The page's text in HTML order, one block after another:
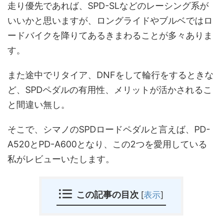
走り優先であれば、SPD-SLなどのレーシング系が
いいかと思いますが、ロングライドやブルベではロ
ードバイクを降りてあるきまわることが多々ありま
す。
また途中でリタイア、DNFをして輪行をするときな
ど、SPDペダルの有用性、メリットが活かされるこ
と間違い無し。
そこで、シマノのSPDロードペダルと言えば、PD-
A520とPD-A600となり、この2つを愛用している
私がレビューいたします。
この記事の目次 [表示]